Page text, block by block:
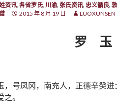
资讯, 各省罗氏, 川渝, 张氏资讯, 忠义循良,
2015 年 8 月 19 日 LUOXUNSEN
罗 玉
，号凤冈，南充人，正德辛癸
。